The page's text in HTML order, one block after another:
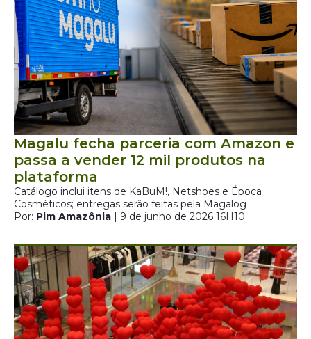
Magalu fecha parceria com Amazon e
passa a vender 12 mil produtos na
plataforma
Catálogo inclui itens de KaBuM!, Netshoes e Época
Cosméticos; entregas serão feitas pela Magalog
Por: Pim Amazônia | 9 de junho de 2026 16H10